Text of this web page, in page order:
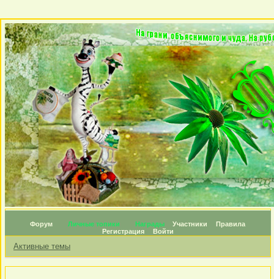
Форум Личные топики Награды Участники
Правила
Регистрация
Войти
Активные темы